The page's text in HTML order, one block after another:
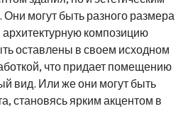
могут быть разного размера
композицию
оставлены в своем исходном
что придает помещению
вид. Или же они могут быть
становясь ярким акцентом в